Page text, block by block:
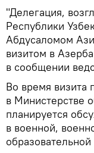
"Делегация,
Республики
Абдусаломом
визитом в
в сообщении
Во время визита
в Министерстве
планируется
в военной,